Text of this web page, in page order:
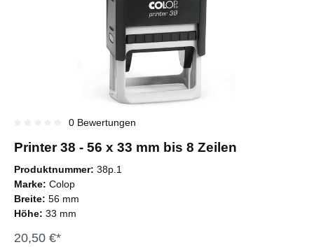
0 Bewertungen
Printer 38 - 56 x 33 mm bis 8 Zeilen
Produktnummer: 38p.1
Marke: Colop
Breite: 56 mm
Höhe: 33 mm
20,50 €*